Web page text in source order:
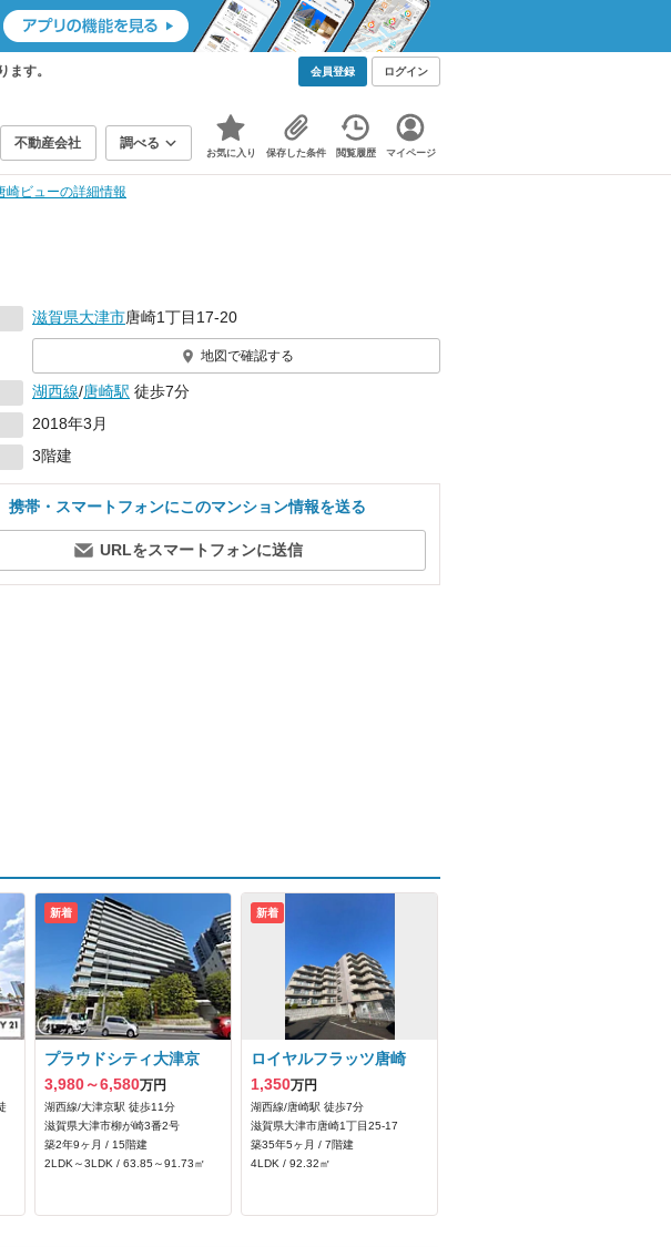
す。 会員登録 ログイン
不動産会社 調べる
お気に入り 保存した条件 閲覧履歴 マイページ
崎ビューの詳細情報
滋賀県大津市唐崎1丁目17-20
地図で確認する
湖西線/唐崎駅 徒歩7分
2018年3月
3階建
携帯・スマートフォンにこのマンション情報を送る
URLをスマートフォンに送信
新着
プラウドシティ大津京
3,980～6,580万円
湖西線/大津京駅 徒歩11分
滋賀県大津市柳が崎3番2号
築2年9ヶ月 / 15階建
2LDK～3LDK / 63.85～91.73㎡
新着
ロイヤルフラッツ唐崎
1,350万円
湖西線/唐崎駅 徒歩7分
滋賀県大津市唐崎1丁目25-17
築35年5ヶ月 / 7階建
4LDK / 92.32㎡